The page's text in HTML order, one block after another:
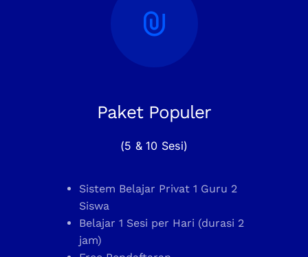
Paket Populer
(5 & 10 Sesi)
Sistem Belajar Privat 1 Guru 2
Siswa
Belajar 1 Sesi per Hari (durasi 2
jam)